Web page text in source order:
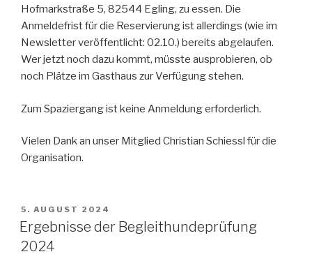
Hofmarkstraße 5, 82544 Egling, zu essen. Die
Anmeldefrist für die Reservierung ist allerdings (wie im
Newsletter veröffentlicht: 02.10.) bereits abgelaufen.
Wer jetzt noch dazu kommt, müsste ausprobieren, ob
noch Plätze im Gasthaus zur Verfügung stehen.
Zum Spaziergang ist keine Anmeldung erforderlich.
Vielen Dank an unser Mitglied Christian Schiessl für die
Organisation.
VERÖFFENTLICHT
AM
5. AUGUST 2024
Ergebnisse der Begleithundeprüfung
2024